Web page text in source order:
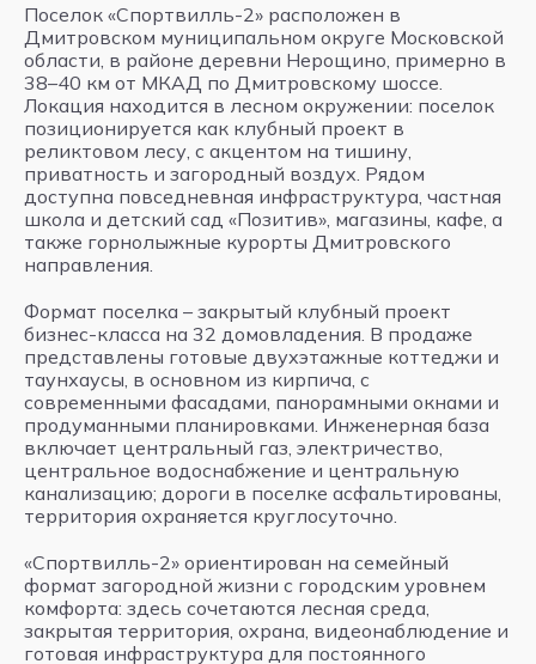
Поселок «Спортвилль-2» расположен в
Дмитровском муниципальном округе Московской
области, в районе деревни Нерощино, примерно в
38–40 км от МКАД по Дмитровскому шоссе.
Локация находится в лесном окружении: поселок
позиционируется как клубный проект в
реликтовом лесу, с акцентом на тишину,
приватность и загородный воздух. Рядом
доступна повседневная инфраструктура, частная
школа и детский сад «Позитив», магазины, кафе, а
также горнолыжные курорты Дмитровского
направления.
Формат поселка – закрытый клубный проект
бизнес-класса на 32 домовладения. В продаже
представлены готовые двухэтажные коттеджи и
таунхаусы, в основном из кирпича, с
современными фасадами, панорамными окнами и
продуманными планировками. Инженерная база
включает центральный газ, электричество,
центральное водоснабжение и центральную
канализацию; дороги в поселке асфальтированы,
территория охраняется круглосуточно.
«Спортвилль-2» ориентирован на семейный
формат загородной жизни с городским уровнем
комфорта: здесь сочетаются лесная среда,
закрытая территория, охрана, видеонаблюдение и
готовая инфраструктура для постоянного